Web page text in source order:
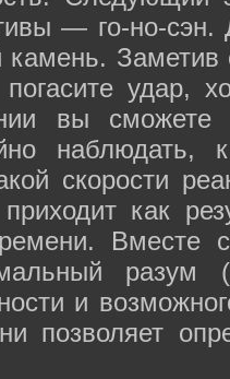
— го-но-
камень.
удар,
вы сможете
наблюдать,
скорости
как
Вместе
разум
и
позволяет